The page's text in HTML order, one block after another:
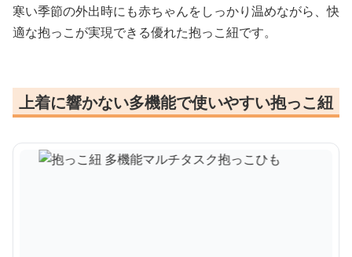
寒い季節の外出時にも赤ちゃんをしっかり温めながら、快
適な抱っこが実現できる優れた抱っこ紐です。
上着に響かない多機能で使いやすい抱っこ紐